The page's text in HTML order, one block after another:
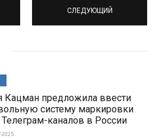
СЛЕДУЮЩИЙ
Кацман предложила ввести
систему маркировки
каналов в России
2025